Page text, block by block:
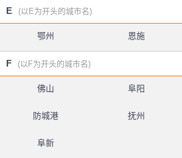
E (以E为开头的城市名)
鄂州 恩施
F (以F为开头的城市名)
佛山 阜阳
防城港 抚州
阜新